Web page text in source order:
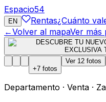
Espacio54
EN Rentas¿Cuánto
←Volver al mapaVer más
+7 fotos
Ver 12 fotos
Departamento · Venta ·